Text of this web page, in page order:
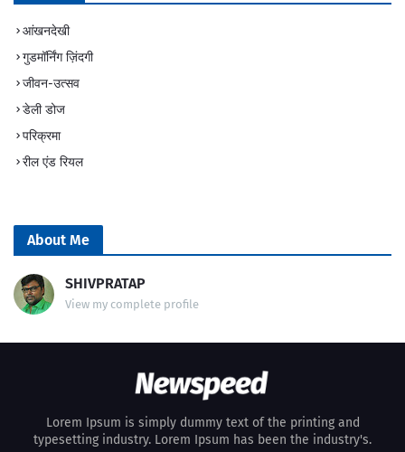
आंखनदेखी
गुडमॉर्निंग ज़िंदगी
जीवन-उत्सव
डेली डोज
परिक्रमा
रील एंड रियल
About Me
SHIVPRATAP
View my complete profile
Lorem Ipsum is simply dummy text of the printing and
typesetting industry. Lorem Ipsum has been the industry's.